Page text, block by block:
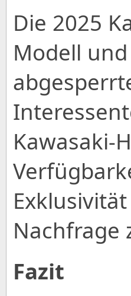
Die 2025
Modell
Kawasaki-
Nachfrage
Fazit